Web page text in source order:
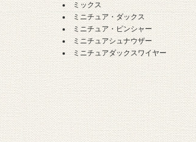
ミックス
ミニチュア・ダックス
ミニチュア・ピンシャー
ミニチュアシュナウザー
ミニチュアダックスワイヤー